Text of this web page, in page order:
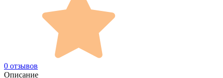
0 отзывов
Описание